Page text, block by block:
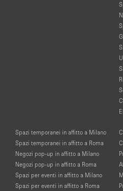
Spazi temporanei in affitto a Milano
Spazi temporanei in affitto a Roma
Negozi pop-up in affitto a Milano
Negozi pop-up in affitto a Roma
Spazi per eventi in affitto a Milano
Spazi per eventi in affitto a Roma